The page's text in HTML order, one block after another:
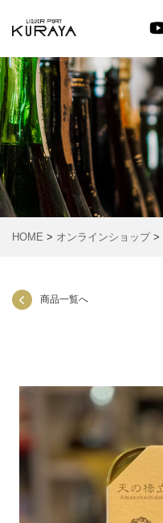
HOME > オンラインショップ>
商品一覧へ